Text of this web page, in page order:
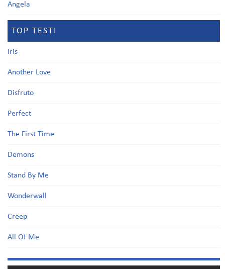
Angela
TOP TESTI
Iris
Another Love
Disfruto
Perfect
The First Time
Demons
Stand By Me
Wonderwall
Creep
All Of Me